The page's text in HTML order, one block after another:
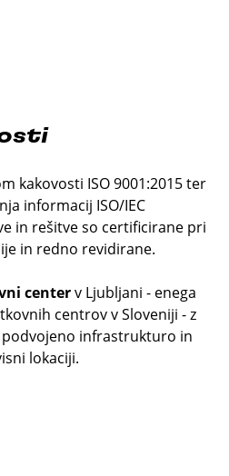
kakovosti ISO 9001:2015 ter
informacij ISO/IEC
in rešitve so certificirane pri
in redno revidirane.
centerv Ljubljani - enega
centrov v Sloveniji - z
infrastrukturo in
lokaciji.